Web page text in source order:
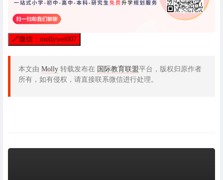
🔗微信：mollywei007
本文由 Molly 转载发布在 国际教育联盟平台，版权归原作者
所有，如有侵权，请直接联系微信进行处理。